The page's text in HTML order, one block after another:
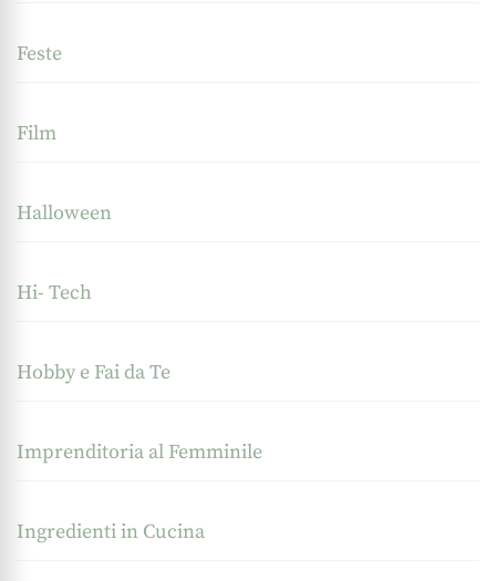
Feste
Film
Halloween
Hi- Tech
Hobby e Fai da Te
Imprenditoria al Femminile
Ingredienti in Cucina